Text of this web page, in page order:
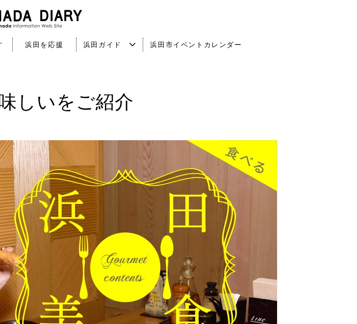
浜田を応援 浜田ガイド 浜田市イベントカレンダー
しいをご紹介